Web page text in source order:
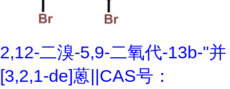
2,12-二溴-5,9-二氧代-13b-"并
[3,2,1-de]蒽||CAS号：